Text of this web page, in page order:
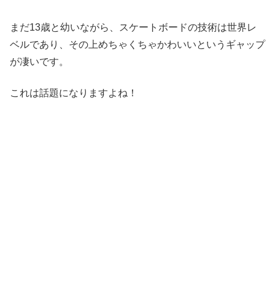
まだ13歳と幼いながら、スケートボードの技術は世界レ
ベルであり、その上めちゃくちゃかわいいというギャップ
が凄いです。
これは話題になりますよね！